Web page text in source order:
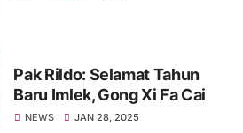
Pak Rildo: Selamat Tahun
Baru Imlek, Gong Xi Fa Cai
NEWS JAN 28, 2025